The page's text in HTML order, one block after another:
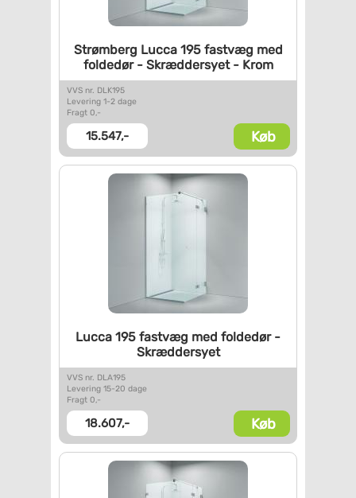
Strømberg Lucca 195 fastvæg med
foldedør - Skræddersyet -Krom
VVS nr. DLK195
Levering 1-2 dage
Fragt 0,-
15.547,- Køb
Lucca 195 fastvæg med foldedør-
Skræddersyet
VVS nr. DLA195
Levering 15-20 dage
Fragt 0,-
18.607,- Køb